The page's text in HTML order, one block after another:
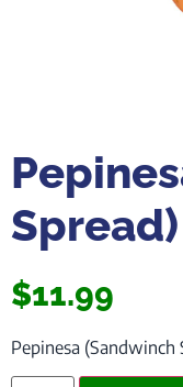
$11.99
Pepinesa (Sandwinch